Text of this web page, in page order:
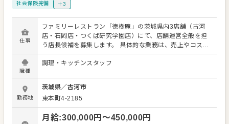
社会保険完備
＋3
仕事
ファミリーレストラン「徳樹庵」の茨城県内3店舗（古河
店・石岡店・つくば研究学園店）にて、店舗運営全般を担
う店長候補を募集します。 具体的な業務は、売上やコスト
の数値管理、スタッフの採用・教育・シフト作成、接客サ
ービスの品質向上、調理・キッチンオペレーションの管理
員数名とアルバイトスタッフで構成されており、店長に大
きな裁量がある点が特徴です。飲食チェーンでの経験を活
かし、ご自身のアイデアを反映した店舗づくりを行えま
す。定期的にエリアマネージャーのフォローがあるほか、
職種
調理・キッチンスタッフ
勤務地
茨城県／古河市
東本町4-2185
月給:300,000円〜450,000円